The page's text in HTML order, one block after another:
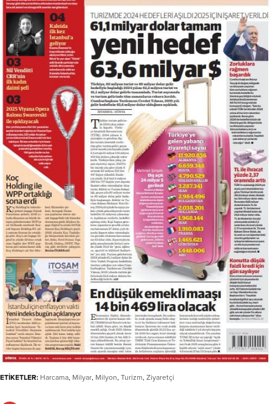
ETİKETLER: Harcama, Milyar, Milyon, Turizm, Ziyaretçi